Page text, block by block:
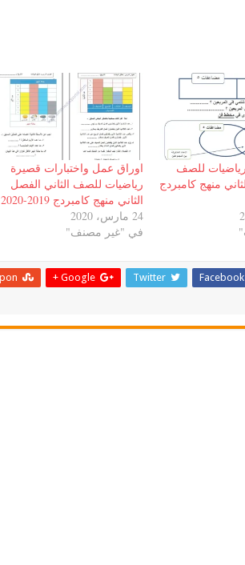
اختبار قصير 4 رياضيات للصف
منهج كامبردج
اوراق عمل واختبارات قصيرة
رياضيات للصف الثاني الفصل
الثاني منهج كامبردج 2019-2020
24 مارس، 2020
في "غير مصنف"
Facebook
Twitter
Google +